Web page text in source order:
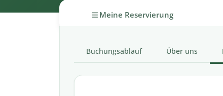
Meine Reservierung
Buchungsablauf Über uns